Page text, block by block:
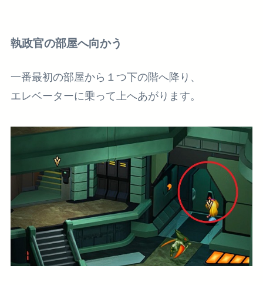
執政官の部屋へ向かう
一番最初の部屋から１つ下の階へ降り、
エレベーターに乗って上へあがります。